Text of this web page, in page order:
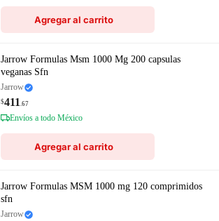
Agregar al carrito
Jarrow Formulas Msm 1000 Mg 200 capsulas
veganas Sfn
Jarrow
$411.67
Envíos a todo México
Agregar al carrito
Jarrow Formulas MSM 1000 mg 120 comprimidos
sfn
Jarrow